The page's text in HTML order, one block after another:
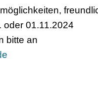
oder 01.11.2024
bitte an